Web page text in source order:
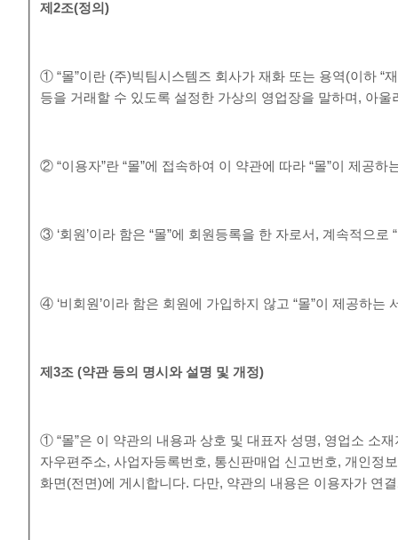
제2조(정의)
① “몰”이란 (주)빅팀시스템즈 회사가 재화 또는 용역(이하 “
등을 거래할 수 있도록 설정한 가상의 영업장을 말하며, 아
② “이용자”란 “몰”에 접속하여 이 약관에 따라 “몰”이 제공
③ ‘회원’이라 함은 “몰”에 회원등록을 한 자로서, 계속적으
④ ‘비회원’이라 함은 회원에 가입하지 않고 “몰”이 제공하는
제3조(약관 등의 명시와 설명 및 개정)
① “몰”은 이 약관의 내용과 상호 및 대표자 성명, 영업소 소
자우편주소, 사업자등록번호, 통신판매업 신고번호, 개인정
화면(전면)에 게시합니다. 다만, 약관의 내용은 이용자가 연